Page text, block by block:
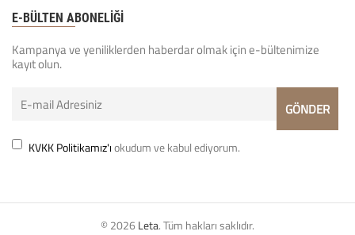
E-BÜLTEN ABONELİĞİ
Kampanya ve yeniliklerden haberdar olmak için e-bültenimize
kayıt olun.
KVKK Politikamız'ıokudum ve kabul ediyorum.
© 2026 Leta. Tüm hakları saklıdır.